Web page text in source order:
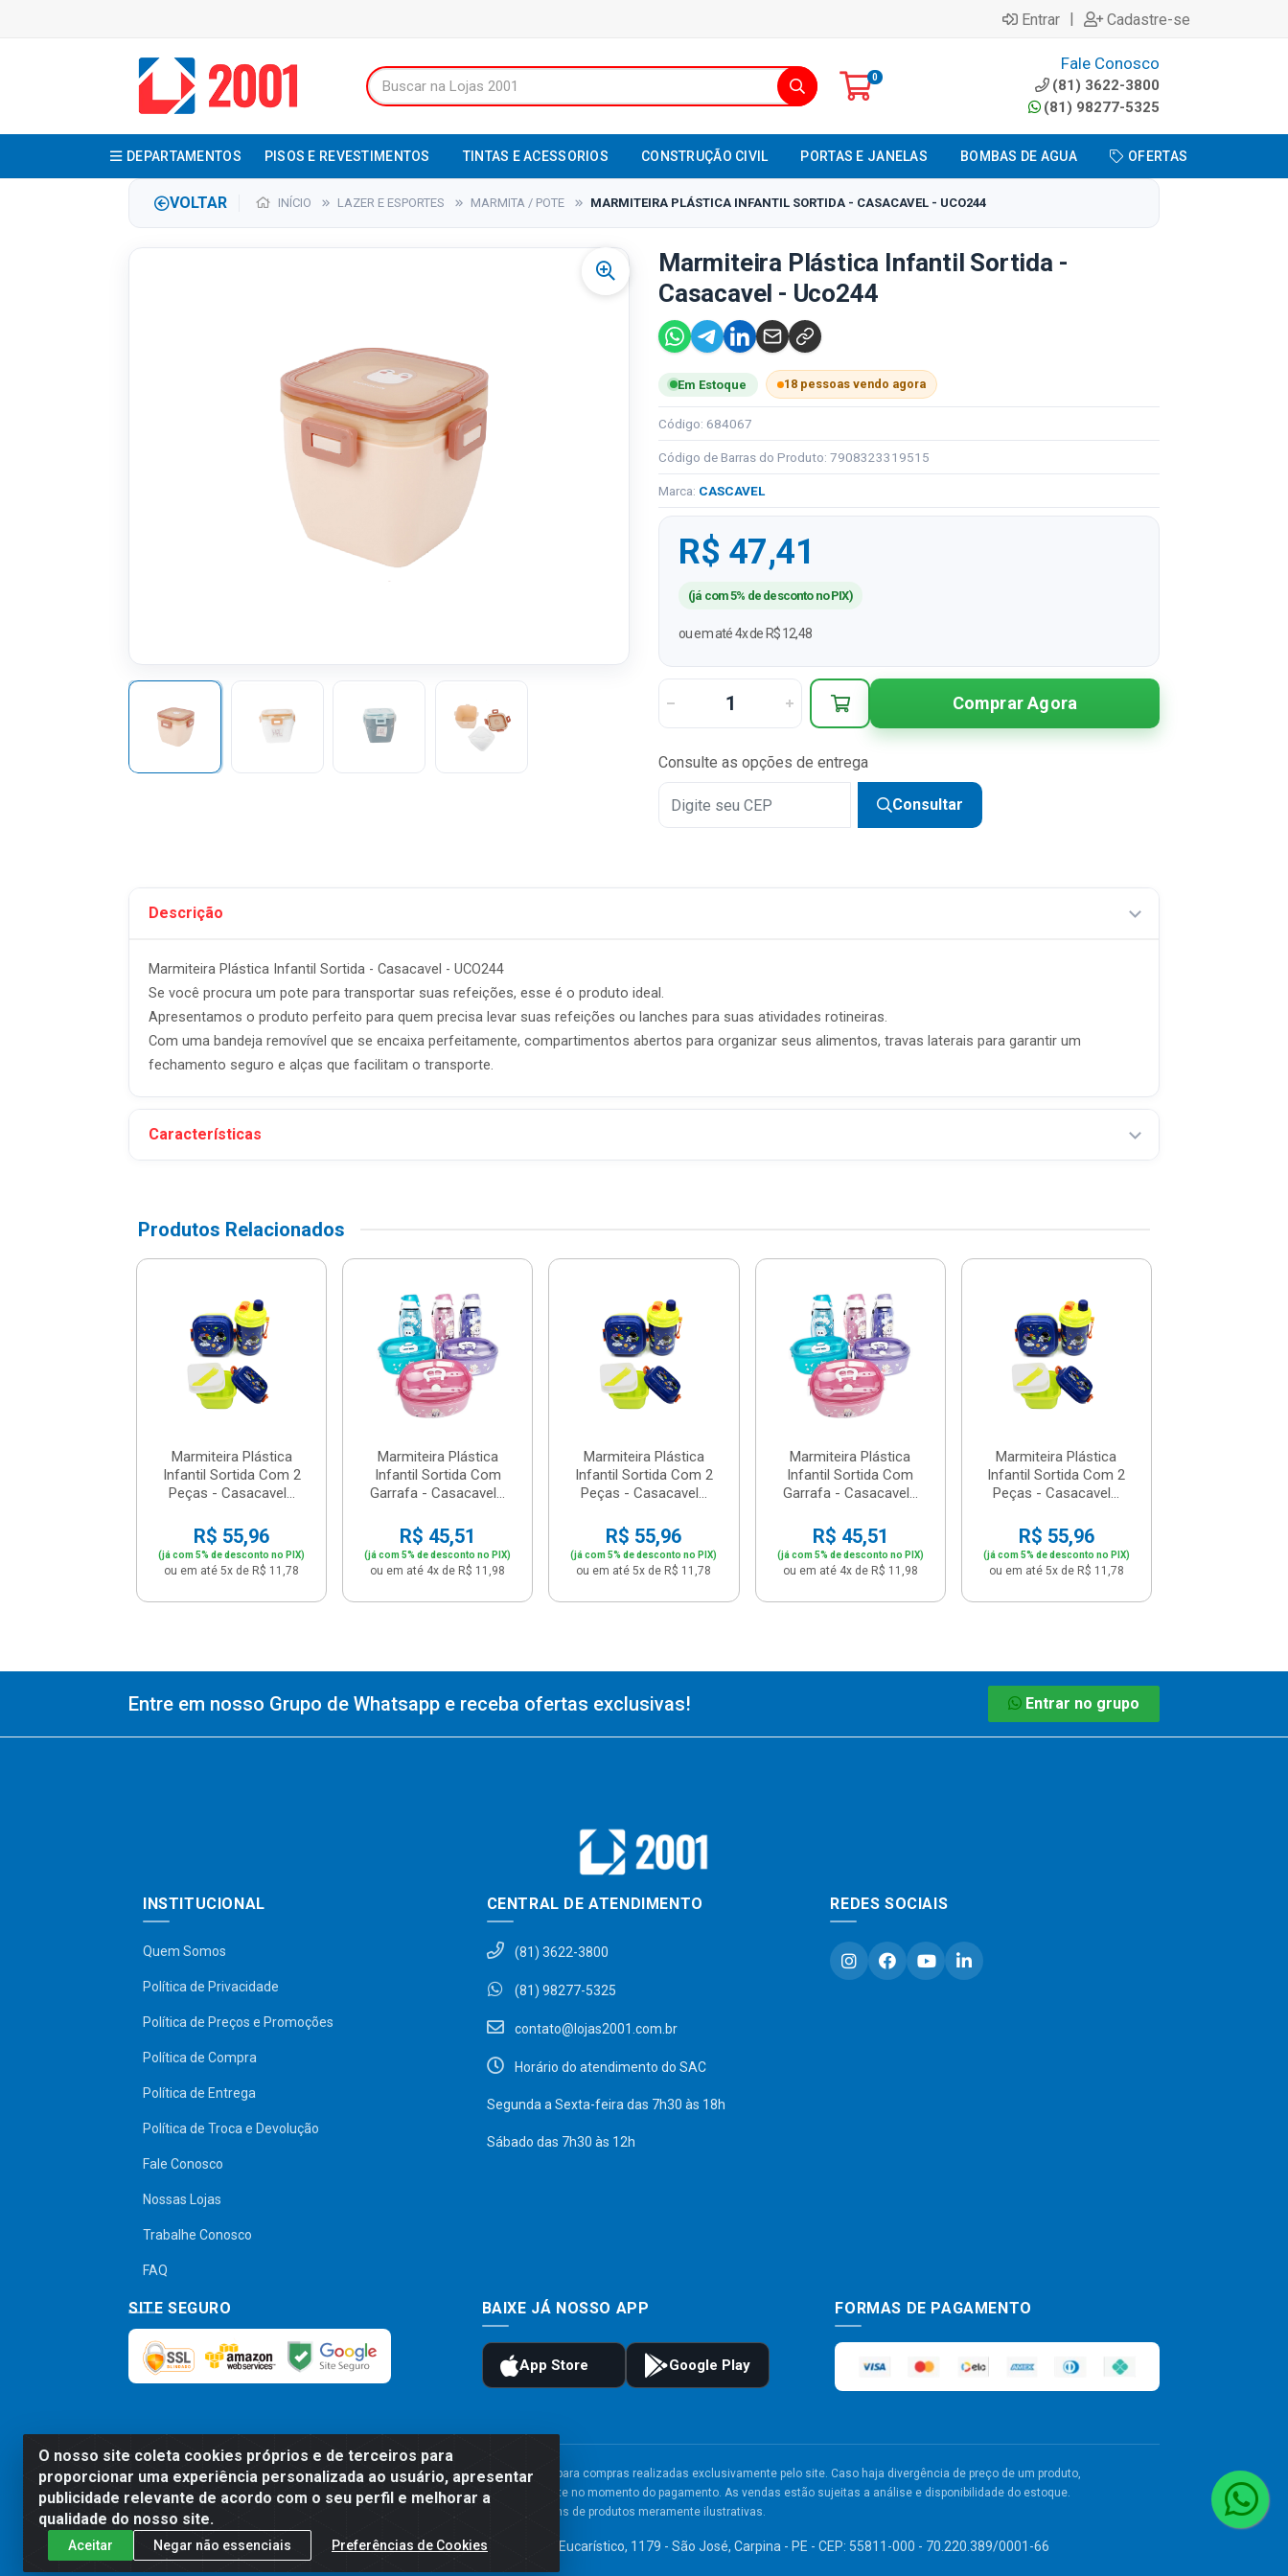
Entrar | Cadastre-se
0
Fale Conosco
(81) 3622-3800
(81) 98277-5325
DEPARTAMENTOS PISOS E REVESTIMENTOS TINTAS E ACESSORIOS CONSTRUÇÃO CIVIL PORTAS E JANELAS BOMBAS DE AGUA OFERTAS
VOLTAR INÍCIO LAZER E ESPORTES MARMITA / POTE MARMITEIRA PLÁSTICA INFANTIL SORTIDA - CASACAVEL - UCO244
Marmiteira Plástica Infantil Sortida -
Casacavel - Uco244
Em Estoque 18 pessoas vendo agora
Código: 684067
Código de Barras do Produto: 7908323319515
Marca: CASCAVEL
R$ 47,41
(já com 5% de desconto no PIX)
ou em até 4x de R$ 12,48
Comprar Agora
Consulte as opções de entrega
Consultar
Descrição
Marmiteira Plástica Infantil Sortida - Casacavel - UCO244
Se você procura um pote para transportar suas refeições, esse é o produto ideal.
Apresentamos o produto perfeito para quem precisa levar suas refeições ou lanches para suas atividades rotineiras.
Com uma bandeja removível que se encaixa perfeitamente, compartimentos abertos para organizar seus alimentos, travas laterais para garantir um
fechamento seguro e alças que facilitam o transporte.
Características
Produtos Relacionados
Marmiteira Plástica
Infantil Sortida Com 2
Peças - Casacavel...
R$ 55,96
(já com 5% de desconto no PIX)
ou em até 5x de R$ 11,78
Marmiteira Plástica
Infantil Sortida Com
Garrafa - Casacavel...
R$ 45,51
(já com 5% de desconto no PIX)
ou em até 4x de R$ 11,98
Marmiteira Plástica
Infantil Sortida Com 2
Peças - Casacavel...
R$ 55,96
(já com 5% de desconto no PIX)
ou em até 5x de R$ 11,78
Marmiteira Plástica
Infantil Sortida Com
Garrafa - Casacavel...
R$ 45,51
(já com 5% de desconto no PIX)
ou em até 4x de R$ 11,98
Marmiteira Plástica
Infantil Sortida Com 2
Peças - Casacavel...
R$ 55,96
(já com 5% de desconto no PIX)
ou em até 5x de R$ 11,78
O nosso site coleta cookies próprios e de terceiros para
proporcionar uma experiência personalizada ao usuário, apresentar
publicidade relevante de acordo com o seu perfil e melhorar a
qualidade do nosso site.
Aceitar Negar não essenciais Preferências de Cookies
Entre em nosso Grupo de Whatsapp e receba ofertas exclusivas! Entrar no grupo
INSTITUCIONAL
Quem Somos
Política de Privacidade
Política de Preços e Promoções
Política de Compra
Política de Entrega
Política de Troca e Devolução
Fale Conosco
Nossas Lojas
Trabalhe Conosco
FAQ
CENTRAL DE ATENDIMENTO
(81) 3622-3800
(81) 98277-5325
contato@lojas2001.com.br
Horário do atendimento do SAC
Segunda a Sexta-feira das 7h30 às 18h
Sábado das 7h30 às 12h
REDES SOCIAIS
SITE SEGURO BAIXE JÁ NOSSO APP FORMAS DE PAGAMENTO
Preços, promoções, condições de pagamento e frete são válidos para compras realizadas exclusivamente pelo site. Caso haja divergência de preço de um produto,
será válido o preço que for exibido no carrinho de compras do site no momento do pagamento. As vendas estão sujeitas a análise e disponibilidade do estoque.
Imagens de produtos meramente ilustrativas.
Comercial de Construção 2001 LTDA - Av. Congresso Eucarístico, 1179 - São José, Carpina - PE - CEP: 55811-000 - 70.220.389/0001-66